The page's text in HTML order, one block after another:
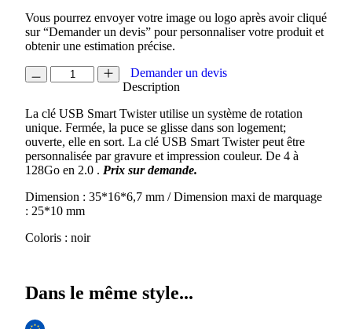
Vous pourrez envoyer votre image ou logo après avoir cliqué
sur “Demander un devis” pour personnaliser votre produit et
obtenir une estimation précise.
quantité
de
USB
SMART
TWIST
Demander un devis
Description
La clé USB Smart Twister utilise un système de rotation
unique. Fermée, la puce se glisse dans son logement;
ouverte, elle en sort. La clé USB Smart Twister peut être
personnalisée par gravure et impression couleur. De 4 à
128Go en 2.0 . Prix sur demande.
Dimension : 35*16*6,7 mm / Dimension maxi de marquage
: 25*10 mm
Coloris : noir
Dans le même style...